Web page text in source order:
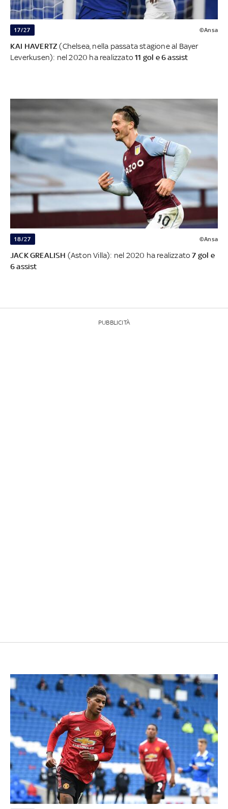
17/27 ©Ansa
KAI HAVERTZ (Chelsea, nella passata stagione al Bayer
Leverkusen): nel 2020 ha realizzato11 gol e 6 assist
18/27 ©Ansa
JACK GREALISH (Aston Villa): nel 2020 ha realizzato7 gol e
6 assist
PUBBLICITÀ